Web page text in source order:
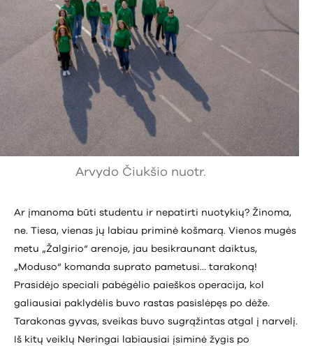
Arvydo Čiukšio nuotr.
Ar įmanoma būti studentu ir nepatirti nuotykių? Žinoma,
ne. Tiesa, vienas jų labiau priminė košmarą. Vienos mugės
metu „Žalgirio“ arenoje, jau besikraunant daiktus,
„Moduso“ komanda suprato pametusi… tarakoną!
Prasidėjo speciali pabėgėlio paieškos operacija, kol
galiausiai paklydėlis buvo rastas pasislėpęs po dėže.
Tarakonas gyvas, sveikas buvo sugrąžintas atgal į narvelį.
Iš kitų veiklų Neringai labiausiai įsiminė žygis po